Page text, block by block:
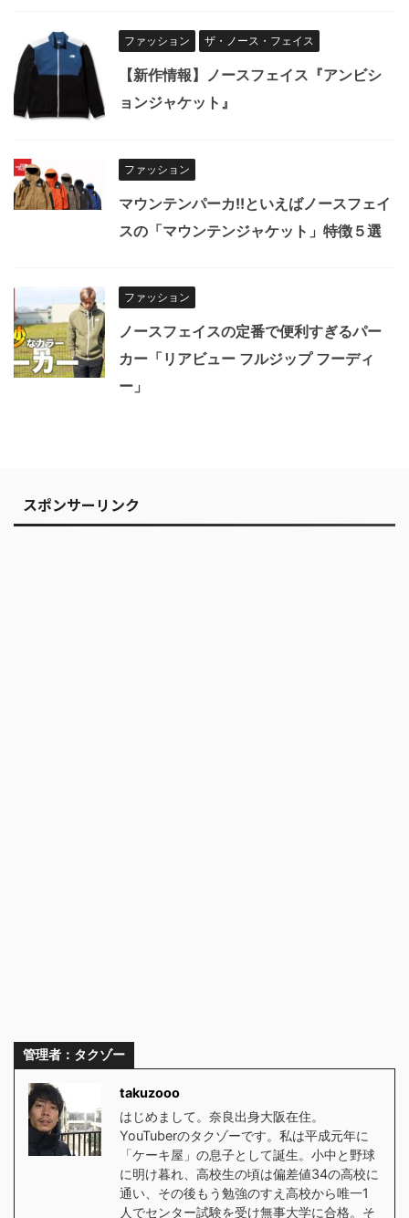
ファッション ザ・ノース・フェイス
【新作情報】ノースフェイス『アンビシ
ョンジャケット』
ファッション
マウンテンパーカ!!といえばノースフェイ
スの「マウンテンジャケット」特徴５選
ファッション
ノースフェイスの定番で便利すぎるパー
カー「リアビュー フルジップ フーディ
ー」
スポンサーリンク
管理者：タクゾー
takuzooo
はじめまして。奈良出身大阪在住。
YouTuberのタクゾーです。私は平成元年に
「ケーキ屋」の息子として誕生。小中と野球
に明け暮れ、高校生の頃は偏差値34の高校に
通い、その後もう勉強のすえ高校から唯一1
人でセンター試験を受け無事大学に合格。そ